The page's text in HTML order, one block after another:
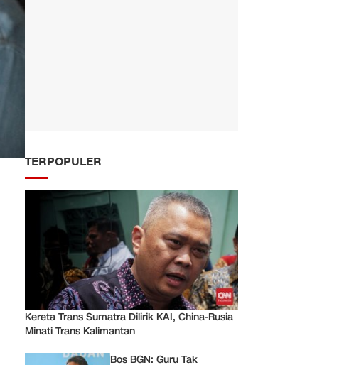
TERPOPULER
Kereta Trans Sumatra Dilirik KAI, China-Rusia
Minati Trans Kalimantan
Bos BGN: Guru Tak